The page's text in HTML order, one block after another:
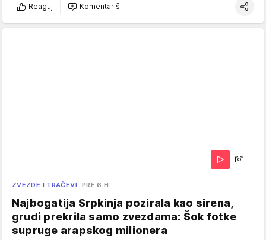
Reaguj Komentariši
ZVEZDE I TRAČEVI PRE 6 H
Najbogatija Srpkinja pozirala kao sirena,
grudi prekrila samo zvezdama: Šok fotke
supruge arapskog milionera